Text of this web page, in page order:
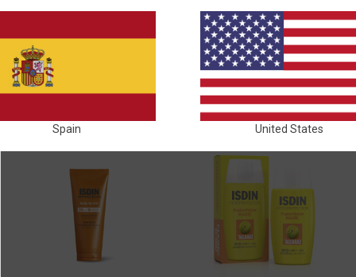
Spain United States